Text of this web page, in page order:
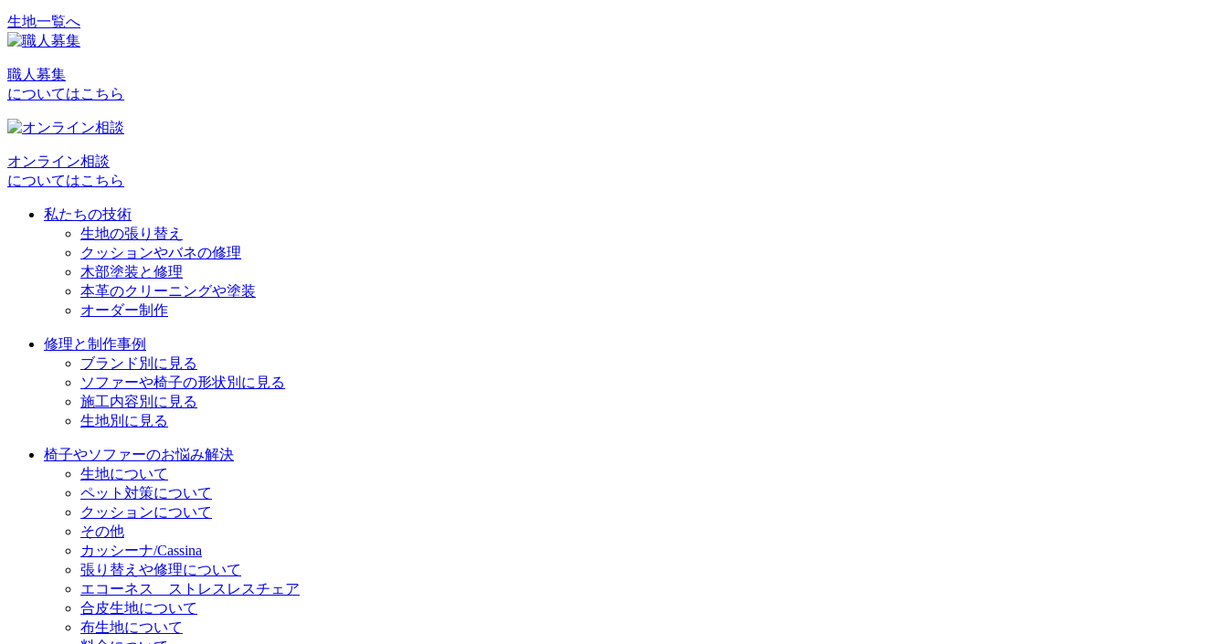
投
ナ
ビ
ー
生地一覧へ
職人募集
についてはこちら
オンライン相談
についてはこちら
私たちの技術
生地の張り替え
クッションやバネの修理
木部塗装と修理
本革のクリーニングや塗装
オーダー制作
修理と制作事例
ブランド別に見る
ソファーや椅子の形状別に見る
施工内容別に見る
生地別に見る
椅子やソファーのお悩み解決
生地について
ペット対策について
クッションについて
その他
カッシーナ/Cassina
張り替えや修理について
エコーネス ストレスレスチェア
合皮生地について
布生地について